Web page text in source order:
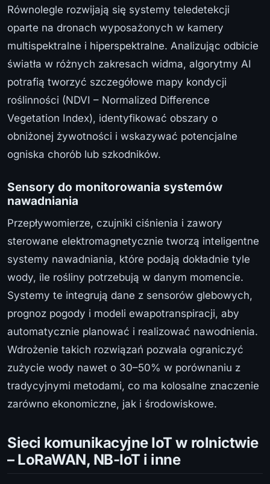
Równolegle rozwijają się systemy teledetekcji
oparte na dronach wyposażonych w kamery
multispektralne i hiperspektralne. Analizując odbicie
światła w różnych zakresach widma, algorytmy AI
potrafią tworzyć szczegółowe mapy kondycji
roślinności (NDVI – Normalized Difference
Vegetation Index), identyfikować obszary o
obniżonej żywotności i wskazywać potencjalne
ogniska chorób lub szkodników.
Sensory do monitorowania systemów
nawadniania
Przepływomierze, czujniki ciśnienia i zawory
sterowane elektromagnetycznie tworzą inteligentne
systemy nawadniania, które podają dokładnie tyle
wody, ile rośliny potrzebują w danym momencie.
Systemy te integrują dane z sensorów glebowych,
prognoz pogody i modeli ewapotranspiracji, aby
automatycznie planować i realizować nawodnienia.
Wdrożenie takich rozwiązań pozwala ograniczyć
zużycie wody nawet o 30–50% w porównaniu z
tradycyjnymi metodami, co ma kolosalne znaczenie
zarówno ekonomiczne, jak i środowiskowe.
Sieci komunikacyjne IoT w rolnictwie
– LoRaWAN, NB-IoT i inne